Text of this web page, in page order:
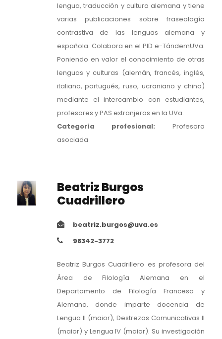
lengua, traducción y cultura alemana y tiene
varias publicaciones sobre fraseología
contrastiva de las lenguas alemana y
española. Colabora en el PID e-TándemUVa:
Poniendo en valor el conocimiento de otras
lenguas y culturas (alemán, francés, inglés,
italiano, portugués, ruso, ucraniano y chino)
mediante el intercambio con estudiantes,
profesores y PAS extranjeros en la UVa.
Categoría profesional: Profesora
asociada
Beatriz Burgos
Cuadrillero
beatriz.burgos@uva.es
98342-3772
Beatriz Burgos Cuadrillero es profesora del
Área de Filología Alemana en el
Departamento de Filología Francesa y
Alemana, donde imparte docencia de
Lengua II (maior), Destrezas Comunicativas II
(maior) y Lengua IV (maior). Su investigación